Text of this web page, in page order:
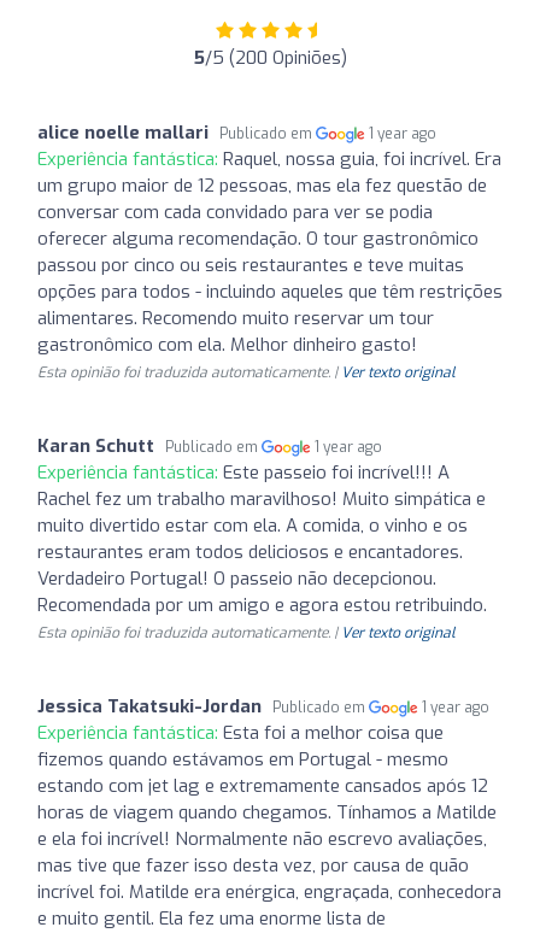
5/5 (200 Opiniões)
alice noelle mallari Publicado em 1 year ago
Experiência fantástica: Raquel, nossa guia, foi incrível. Era
um grupo maior de 12 pessoas, mas ela fez questão de
conversar com cada convidado para ver se podia
oferecer alguma recomendação. O tour gastronômico
passou por cinco ou seis restaurantes e teve muitas
opções para todos - incluindo aqueles que têm restrições
alimentares. Recomendo muito reservar um tour
gastronômico com ela. Melhor dinheiro gasto!
Esta opinião foi traduzida automaticamente. | Ver texto original
Karan Schutt Publicado em 1 year ago
Experiência fantástica: Este passeio foi incrível!!! A
Rachel fez um trabalho maravilhoso! Muito simpática e
muito divertido estar com ela. A comida, o vinho e os
restaurantes eram todos deliciosos e encantadores.
Verdadeiro Portugal! O passeio não decepcionou.
Recomendada por um amigo e agora estou retribuindo.
Esta opinião foi traduzida automaticamente. | Ver texto original
Jessica Takatsuki-Jordan Publicado em 1 year ago
Experiência fantástica: Esta foi a melhor coisa que
fizemos quando estávamos em Portugal - mesmo
estando com jet lag e extremamente cansados após 12
horas de viagem quando chegamos. Tínhamos a Matilde
e ela foi incrível! Normalmente não escrevo avaliações,
mas tive que fazer isso desta vez, por causa de quão
incrível foi. Matilde era enérgica, engraçada, conhecedora
e muito gentil. Ela fez uma enorme lista de